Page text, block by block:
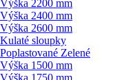
Výška 2200 mm
Výška 2400 mm
Výška 2600 mm
Kulaté sloupky
Poplastované Zelené
Výška 1500 mm
Výška 1750 mm